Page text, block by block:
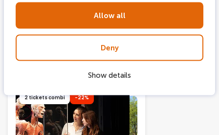
Allow all
Deny
Show details
24 uur onbeperkt hoppen
van Gassan
2 tickets combi -22%